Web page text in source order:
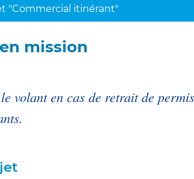
"Commercial itinérant"
mission
volant en cas de retrait de